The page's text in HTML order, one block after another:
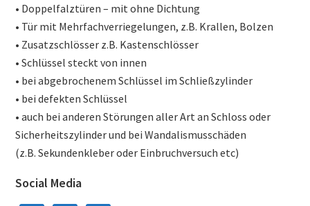
• Doppelfalztüren – mit ohne Dichtung
• Tür mit Mehrfachverriegelungen, z.B. Krallen, Bolzen
• Zusatzschlösser z.B. Kastenschlösser
• Schlüssel steckt von innen
• bei abgebrochenem Schlüssel im Schließzylinder
• bei defekten Schlüssel
• auch bei anderen Störungen aller Art an Schloss oder
Sicherheitszylinder und bei Wandalismusschäden
(z.B. Sekundenkleber oder Einbruchversuch etc)
Social Media